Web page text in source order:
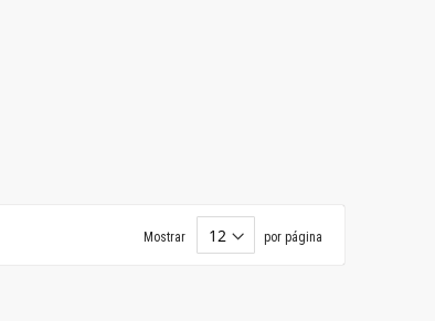
Mostrar por página